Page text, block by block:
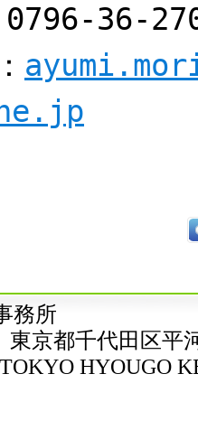
36-
務所
京都千代田区平
HYOUGO